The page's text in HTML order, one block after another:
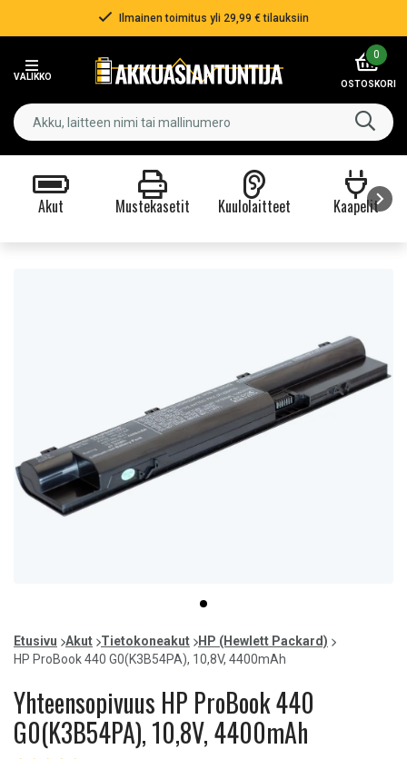
Ilmainen toimitus yli 29,99 € tilauksiin
VALIKKO
0
OSTOSKORI
Akut Mustekasetit Kuulolaitteet Kaapelit
item
0
of
1
Etusivu Akut Tietokoneakut
HP (Hewlett Packard)
HP ProBook 440 G0(K3B54PA), 10,8V, 4400mAh
Yhteensopivuus HP ProBook 440
G0(K3B54PA), 10,8V, 4400mAh